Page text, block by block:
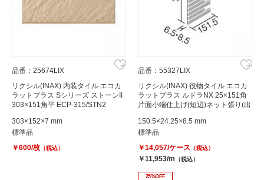
品番：25674LIX
リクシル(INAX) 内装タイル エコカ
ラットプラス Sシリーズ ストーンII
303×151角平 ECP-315/STN2
303×152×7 mm
標準品
￥600/枚 （税込）
品番：55327LIX
リクシル(INAX) 役物タイル エコカ
ラットプラス ルドラNX 25×151角
片面小端仕上げ(短辺)ネット張り(出
150.5×24.25×8.5 mm
標準品
￥14,057/ケース （税込）
￥11,953/m （税込）
25%OFF